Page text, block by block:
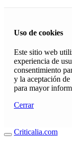
Uso de cookies
Este sitio web
experiencia de
consentimiento
y la aceptación de
para mayor
Cerrar
Criticalia.com